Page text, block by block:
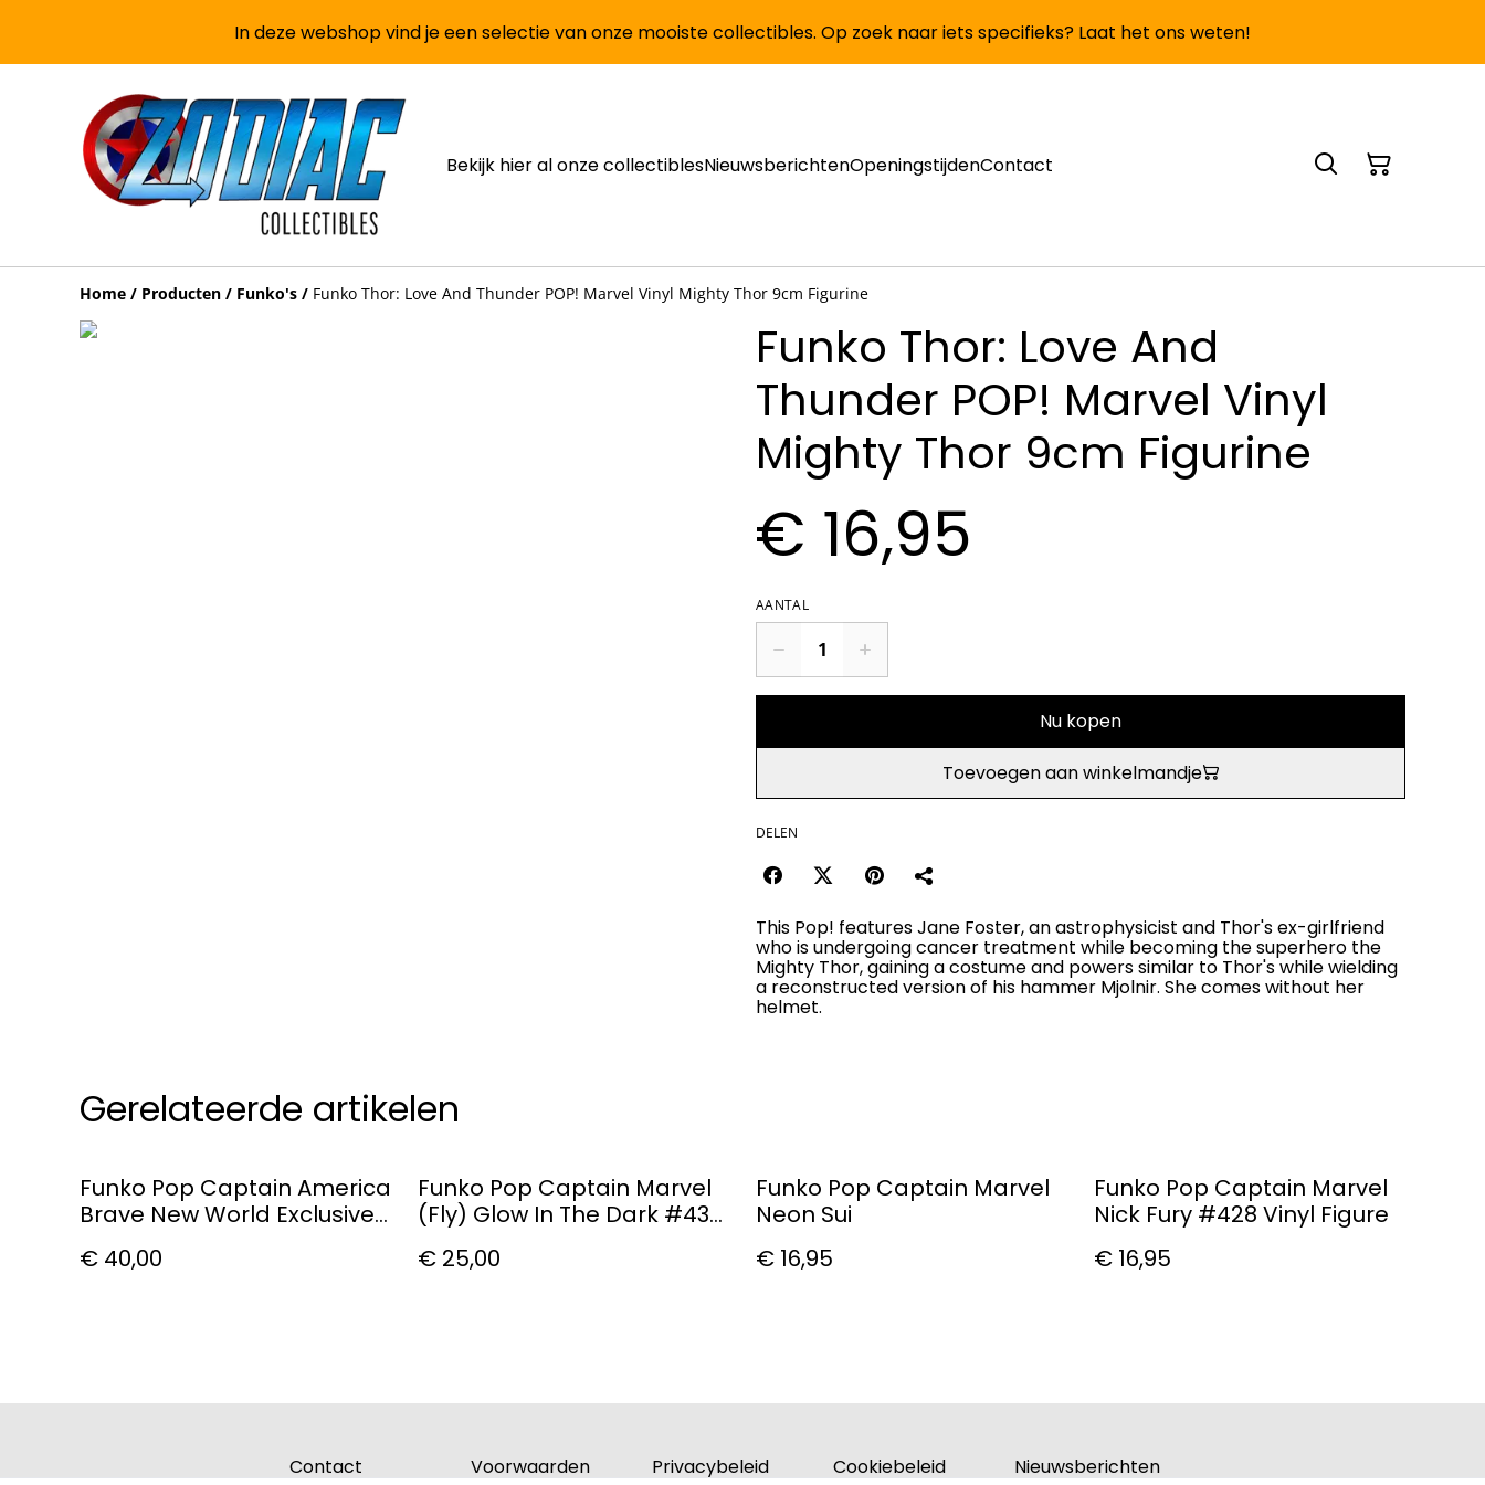
In deze webshop vind je een selectie van onze mooiste collectibles. Op zoek naar iets specifieks? Laat het ons weten!
Bekijk hier al onze collectiblesNieuwsberichtenOpeningstijdenContact
Home / Producten / Funko's / Funko Thor: Love And Thunder POP! Marvel Vinyl Mighty Thor 9cm Figurine
Funko Thor: Love And
Thunder POP! Marvel Vinyl
Mighty Thor 9cm Figurine
€ 16,95
AANTAL
Nu kopen
Toevoegen aan winkelmandje
DELEN
This Pop! features Jane Foster, an astrophysicist and Thor's ex-girlfriend
who is undergoing cancer treatment while becoming the superhero the
Mighty Thor, gaining a costume and powers similar to Thor's while wielding
a reconstructed version of his hammer Mjolnir. She comes without her
helmet.
Gerelateerde artikelen
Funko Pop Captain America
Brave New World Exclusive
€ 40,00
Funko Pop Captain Marvel
(Fly) Glow In The Dark #433
€ 25,00
Funko Pop Captain Marvel
Neon Sui
€ 16,95
Funko Pop Captain Marvel
Nick Fury #428 Vinyl Figure
€ 16,95
Contact Voorwaarden Privacybeleid Cookiebeleid Nieuwsberichten